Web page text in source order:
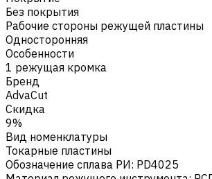
Без покрытия
Рабочие стороны режущей пластины
Односторонняя
Особенности
1 режущая кромка
Бренд
AdvaCut
Скидка
9%
Вид номенклатуры
Токарные пластины
Обозначение сплава РИ: PD4025